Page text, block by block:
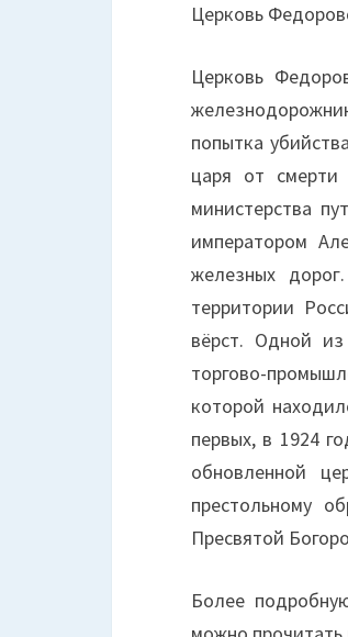
Церковь
Церковь
попытка
царя от смерти
министерства
императором
железных
территории
вёрст. Одной
торгово-
которой
первых, в 1924
обновленной
престольному
Пресвятой
Более